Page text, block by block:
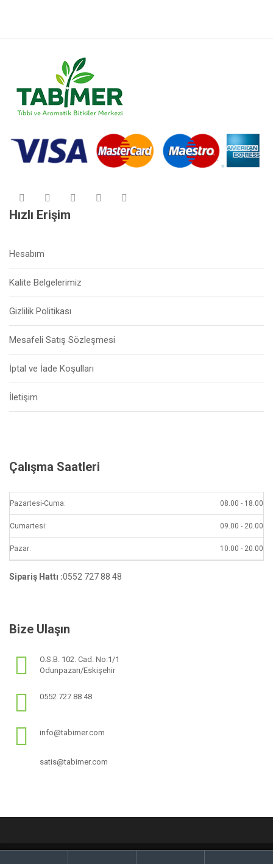
Hızlı Erişim
Hesabım
Kalite Belgelerimiz
Gizlilik Politikası
Mesafeli Satış Sözleşmesi
İptal ve İade Koşulları
İletişim
Çalışma Saatleri
Pazartesi-Cuma: 08.00 - 18.00
Cumartesi: 09.00 - 20.00
Pazar: 10.00 - 20.00
Sipariş Hattı :0552 727 88 48
Bize Ulaşın
O.S.B. 102. Cad. No:1/1
Odunpazarı/Eskişehir
0552 727 88 48
info@tabimer.com
satis@tabimer.com